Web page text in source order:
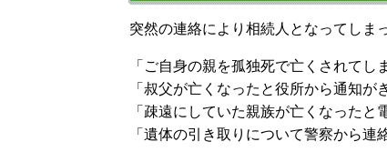
突然の連絡により相続人となってしま
「ご自身の親を孤独死で亡くされてし
「叔父が亡くなったと役所から通知が
「疎遠にしていた親族が亡くなったと
「遺体の引き取りについて警察から連